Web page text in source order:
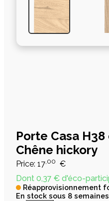
Porte Casa
Chêne hickory
Price: 17 ,00 €
Dont 0,37 € d'éco-
Réapprovisionnement
En stock sous 8 semaines